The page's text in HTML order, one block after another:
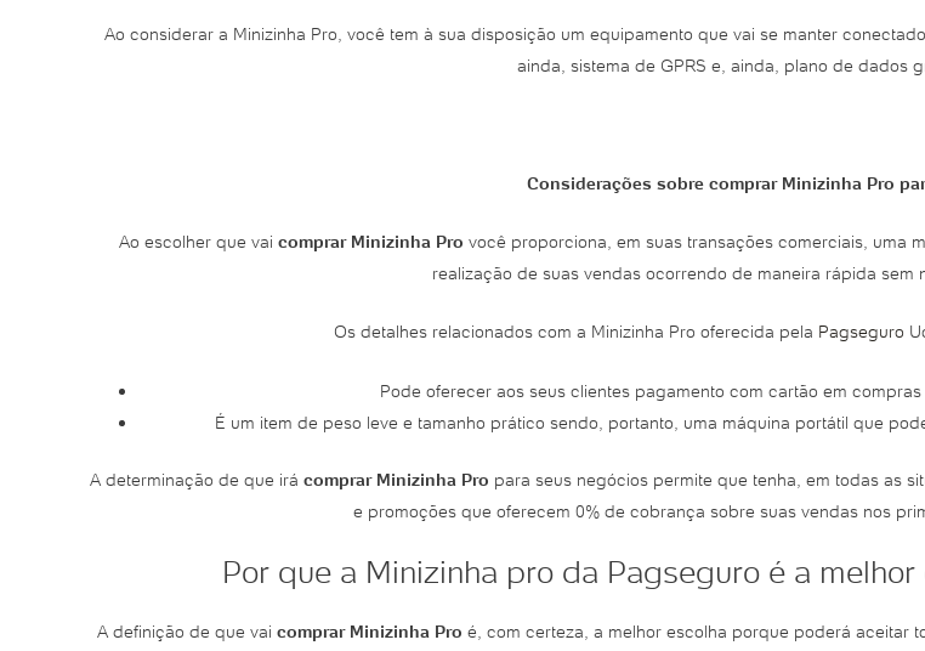
Ao considerar a Minizinha Pro, você tem à sua disposição um equipamento que vai se manter
ainda, sistema de GPRS e, ainda, plano de dados
Considerações sobre comprar Minizinha Pro
Ao escolher que vai comprar Minizinha Pro você proporciona, em suas transações comerciais, uma
realização de suas vendas ocorrendo de maneira rápida sem
Os detalhes relacionados com a Minizinha Pro oferecida pela Pagseguro
Pode oferecer aos seus clientes pagamento com cartão em
É um item de peso leve e tamanho prático sendo, portanto, uma máquina portátil que
A determinação de que irá comprar Minizinha Pro para seus negócios permite que tenha, em todas as
e promoções que oferecem 0% de cobrança sobre suas vendas nos
Por que a Minizinha pro da Pagseguro é a
A definição de que vai comprar Minizinha Pro é, com certeza, a melhor escolha porque poderá aceitar